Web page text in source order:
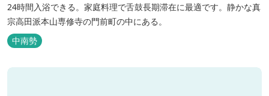
24時間入浴できる。家庭料理で舌鼓長期滞在に最適です。静かな真
宗高田派本山専修寺の門前町の中にある。
中南勢